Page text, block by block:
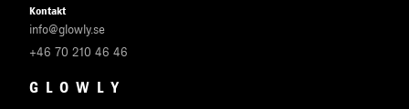
Kontakt
info@glowly.se
+46 70 210 46 46
GLOWLY